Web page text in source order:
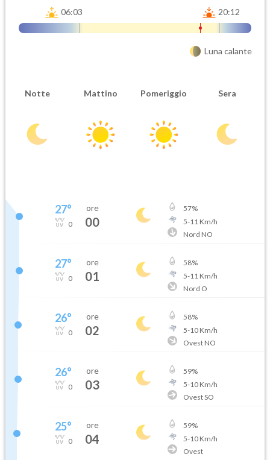
06:03 20:12
Luna calante
Notte Mattino Pomeriggio Sera
27°
0
ore
00
57%
5-11 Km/h
Nord NO
27°
0
ore
01
58%
5-11 Km/h
Nord O
26°
0
ore
02
58%
5-10Km/h
Ovest NO
26°
0
ore
03
59%
5-10Km/h
Ovest SO
25°
0
ore
04
59%
5-10Km/h
Ovest